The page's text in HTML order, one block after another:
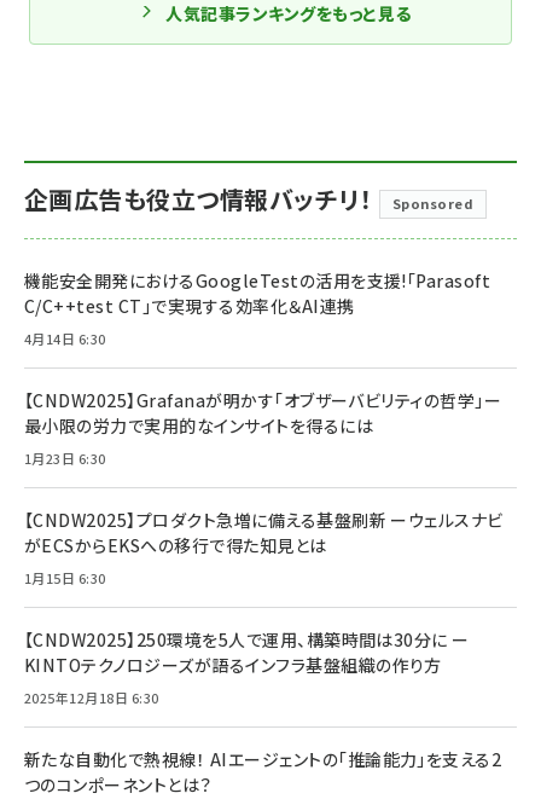
人気記事ランキングをもっと見る
企画広告も役立つ情報バッチリ！ Sponsored
機能安全開発におけるGoogleTestの活用を支援!「Parasoft
C/C++test CT」で実現する効率化＆AI連携
4月14日 6:30
【CNDW2025】Grafanaが明かす「オブザーバビリティの哲学」ー
最小限の労力で実用的なインサイトを得るには
1月23日 6:30
【CNDW2025】プロダクト急増に備える基盤刷新 ーウェルスナビ
がECSからEKSへの移行で得た知見とは
1月15日 6:30
【CNDW2025】250環境を5人で運用、構築時間は30分に ー
KINTOテクノロジーズが語るインフラ基盤組織の作り方
2025年12月18日 6:30
新たな自動化で熱視線！ AIエージェントの「推論能力」を支える2
つのコンポーネントとは？